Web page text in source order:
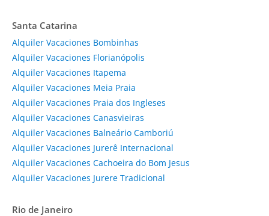
Santa Catarina
Alquiler Vacaciones Bombinhas
Alquiler Vacaciones Florianópolis
Alquiler Vacaciones Itapema
Alquiler Vacaciones Meia Praia
Alquiler Vacaciones Praia dos Ingleses
Alquiler Vacaciones Canasvieiras
Alquiler Vacaciones Balneário Camboriú
Alquiler Vacaciones Jurerê Internacional
Alquiler Vacaciones Cachoeira do Bom Jesus
Alquiler Vacaciones Jurere Tradicional
Rio de Janeiro